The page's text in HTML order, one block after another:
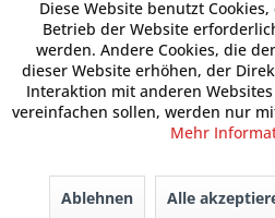
Diese Website benutzt
Betrieb der Website
werden. Andere Cookies, die
dieser Website erhöhen, der
Interaktion mit anderen
vereinfachen sollen, werden nur
Mehr
Ablehnen Alle